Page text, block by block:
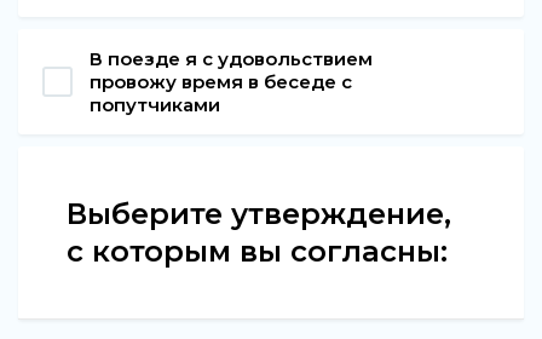
В поезде я с удовольствием
провожу время в беседе с
попутчиками
Выберите утверждение,
с которым вы согласны: